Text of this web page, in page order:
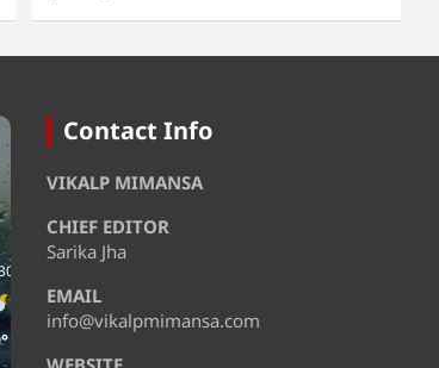
Contact Info
VIKALP MIMANSA
CHIEF EDITOR
Sarika Jha
EMAIL
info@vikalpmimansa.com